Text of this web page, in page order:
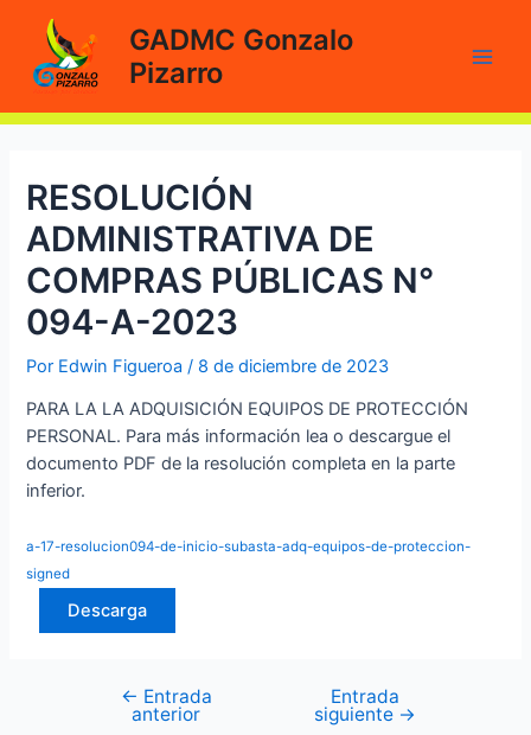
contenido
GADMC Gonzalo
Pizarro
RESOLUCIÓN
ADMINISTRATIVA DE
COMPRAS PÚBLICAS N°
094-A-2023
Por Edwin Figueroa/ 8 de diciembre de 2023
PARA LA LA ADQUISICIÓN EQUIPOS DE PROTECCIÓN
PERSONAL. Para más información lea o descargue el
documento PDF de la resolución completa en la parte
inferior.
a-17-resolucion094-de-inicio-subasta-adq-equipos-de-proteccion-
signed
Descarga
Navegación
← Entrada
anterior
Entrada
siguiente →